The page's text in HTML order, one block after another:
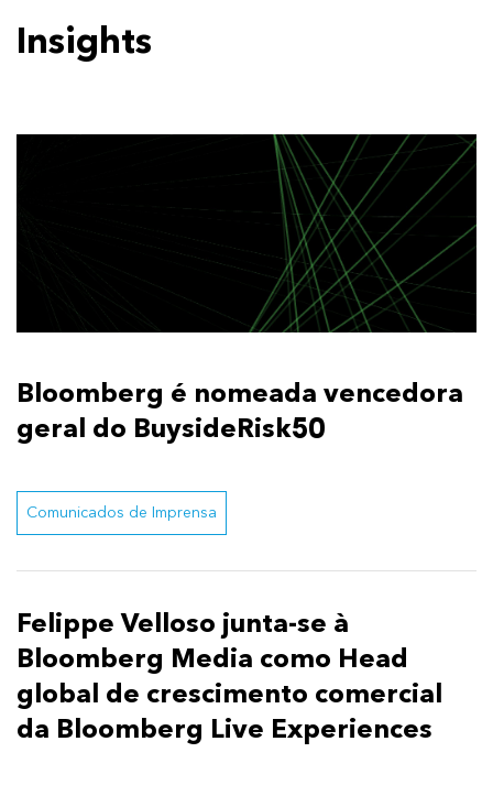
Insights
Bloomberg é nomeada vencedora
geral do BuysideRisk50
Comunicados de Imprensa
Felippe Velloso junta-se à
Bloomberg Media como Head
global de crescimento comercial
da Bloomberg Live Experiences